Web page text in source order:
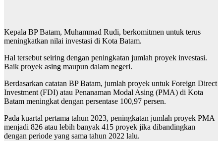
Kepala BP Batam, Muhammad Rudi, berkomitmen untuk terus
meningkatkan nilai investasi di Kota Batam.
Hal tersebut seiring dengan peningkatan jumlah proyek investasi.
Baik proyek asing maupun dalam negeri.
Berdasarkan catatan BP Batam, jumlah proyek untuk Foreign Direct
Investment (FDI) atau Penanaman Modal Asing (PMA) di Kota
Batam meningkat dengan persentase 100,97 persen.
Pada kuartal pertama tahun 2023, peningkatan jumlah proyek PMA
menjadi 826 atau lebih banyak 415 proyek jika dibandingkan
dengan periode yang sama tahun 2022 lalu.